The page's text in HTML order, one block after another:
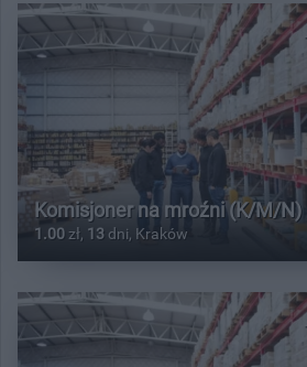
Komisjoner na mroźni (K/M/N)
1.00 zł, 13 dni, Kraków